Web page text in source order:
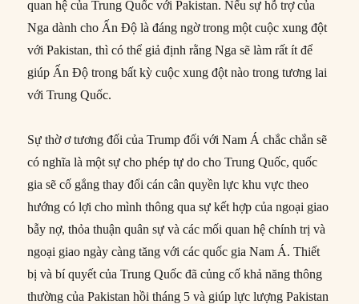
quan hệ của Trung Quốc với Pakistan. Nếu sự hỗ trợ của
Nga dành cho Ấn Độ là đáng ngờ trong một cuộc xung đột
với Pakistan, thì có thể giả định rằng Nga sẽ làm rất ít để
giúp Ấn Độ trong bất kỳ cuộc xung đột nào trong tương lai
với Trung Quốc.
Sự thờ ơ tương đối của Trump đối với Nam Á chắc chắn sẽ
có nghĩa là một sự cho phép tự do cho Trung Quốc, quốc
gia sẽ cố gắng thay đổi cán cân quyền lực khu vực theo
hướng có lợi cho mình thông qua sự kết hợp của ngoại giao
bẫy nợ, thỏa thuận quân sự và các mối quan hệ chính trị và
ngoại giao ngày càng tăng với các quốc gia Nam Á. Thiết
bị và bí quyết của Trung Quốc đã củng cố khả năng thông
thường của Pakistan hồi tháng 5 và giúp lực lượng Pakistan